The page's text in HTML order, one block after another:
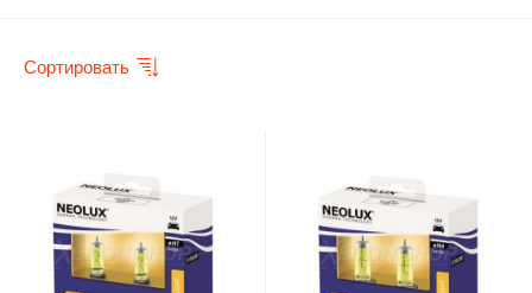
Сортировать